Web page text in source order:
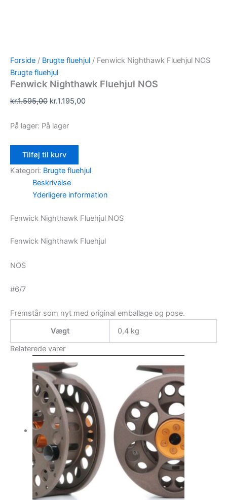
Forside / Brugte fluehjul / Fenwick Nighthawk Fluehjul NOS
Brugte fluehjul
Fenwick Nighthawk Fluehjul NOS
kr.1.595,00 kr.1.195,00
På lager: På lager
Tilføj til kurv
Kategori: Brugte fluehjul
Beskrivelse
Yderligere information
Fenwick Nighthawk Fluehjul NOS
Fenwick Nighthawk Fluehjul
NOS
#6/7
Fremstår som nyt med original emballage og pose.
Vægt
0,4 kg
Relaterede varer